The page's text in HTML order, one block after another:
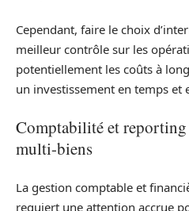
Cependant, faire le choix
meilleur contrôle sur les
potentiellement les coûts à
un investissement en temps et
Comptabilité et
multi-biens
La gestion comptable et
requiert une attention accrue